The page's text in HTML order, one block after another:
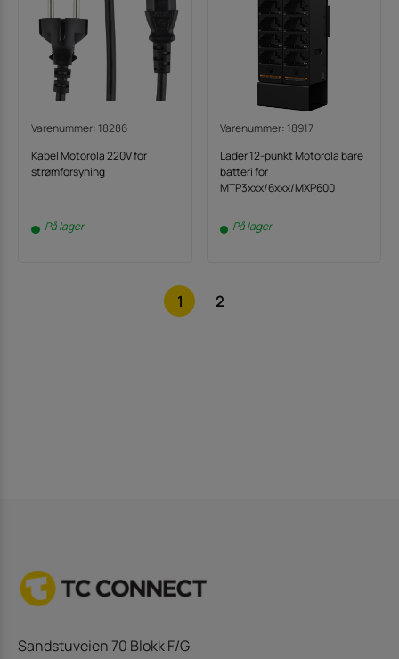
Varenummer: 18286
Kabel Motorola 220V for
strømforsyning
På lager
Varenummer: 18917
Lader 12-punkt Motorola bare
batteri for
MTP3xxx/6xxx/MXP600
På lager
1 2
Sandstuveien 70 Blokk F/G